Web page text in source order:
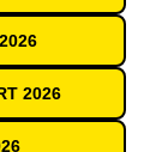
2026